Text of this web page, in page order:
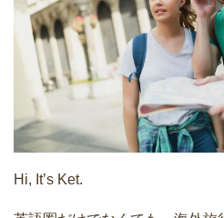
Hi, It’s Ket.